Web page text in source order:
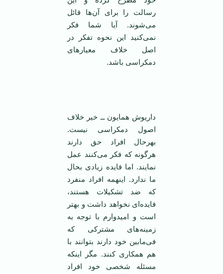
رسالت را برای آن‌ها قائل
می‌شوند. آیا شما فکر
نمی‌کنید این نحوه تفکر در
اصل خلاف معیارهای
دمکراسی باشد.
داریوش همایون ــ خیر خلاف
اصول دمکراسی نیست.
بهرحال افراد حق دارند
هرگونه که فکر می‌کنند عمل
نمایند. اما فایده زیادی بحال
ما ندارد. اینهمه افراد منفرد
که ضد تشکیلات هستند،
فایده‌ای نخواهد داشت و بهتر
است و امیدوارم با توجه به
زمینه‌های مشترکی که
فی‌مابین خود دارند بتوانند با
هم همکاری کنند. مگر اینکه
مسئله شخصی خود افراد